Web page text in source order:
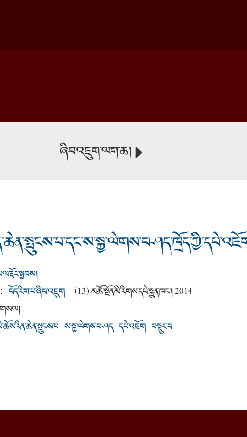
ཞིབ་འཇུག་ལག་ཆ།
： བོད་རིག་པ་ཞིབ་འཇུག
(13) མཚོ་སྔོན་མི་རིགས་དཔེ་སྐྲུན་ཁང་། 2014
ས་སྐྱ་ལེགས་བཤད དཔེ་འཇོག བསྡུར་བ